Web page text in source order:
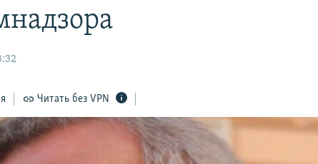
Читать без VPN